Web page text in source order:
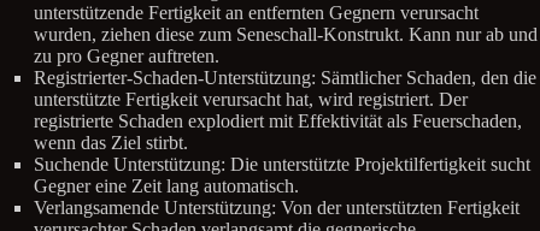
unterstützende Fertigkeit an entfernten Gegnern verursacht
wurden, ziehen diese zum Seneschall-Konstrukt. Kann nur ab und
zu pro Gegner auftreten.
Registrierter-Schaden-Unterstützung: Sämtlicher Schaden, den die
unterstützte Fertigkeit verursacht hat, wird registriert. Der
registrierte Schaden explodiert mit Effektivität als Feuerschaden,
wenn das Ziel stirbt.
Suchende Unterstützung: Die unterstützte Projektilfertigkeit sucht
Gegner eine Zeit lang automatisch.
Verlangsamende Unterstützung: Von der unterstützten Fertigkeit